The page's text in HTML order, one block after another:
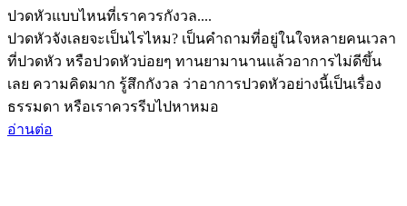
ปวดหัวแบบไหนที่เราควรกังวล....
ปวดหัวจังเลยจะเป็นไรไหม? เป็นคำถามที่อยู่ในใจหลายคนเวลา
ที่ปวดหัว หรือปวดหัวบ่อยๆ ทานยามานานแล้วอาการไม่ดีขึ้น
เลย ความคิดมาก รู้สึกกังวล ว่าอาการปวดหัวอย่างนี้เป็นเรื่อง
ธรรมดา หรือเราควรรีบไปหาหมอ
อ่านต่อ